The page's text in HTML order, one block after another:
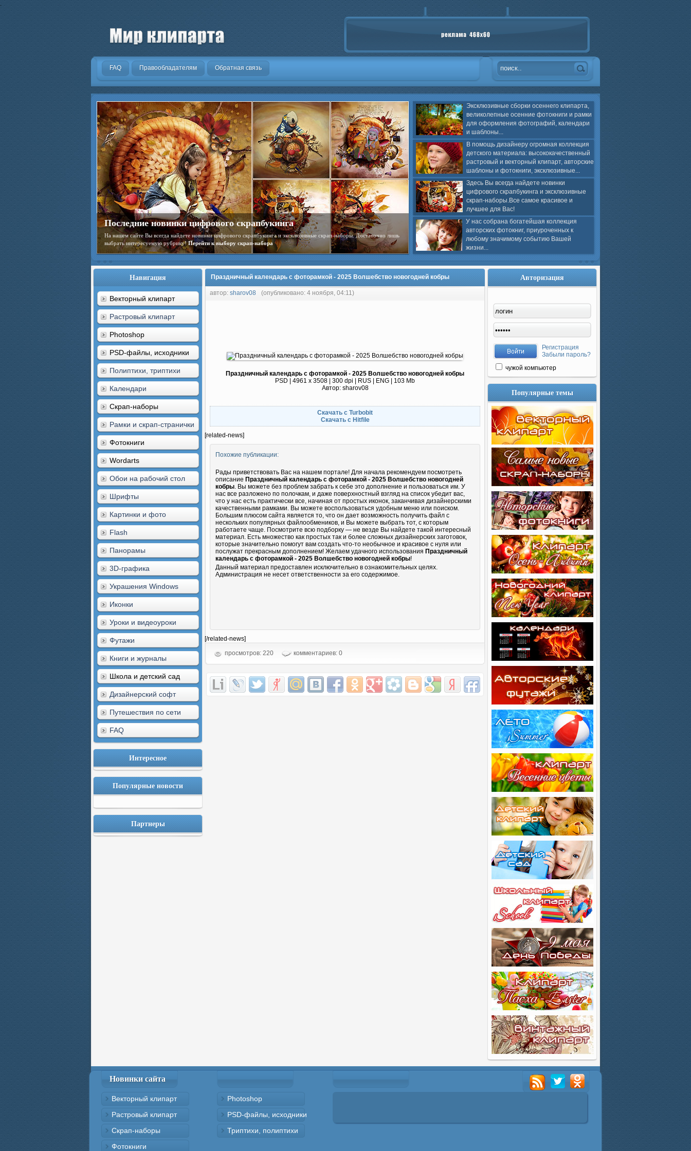
.
FAQ Правообладателям Обратная связь
Эксклюзивные сборки осеннего клипарта,
великолепные осенние фотокниги и рамки
для оформления фотографий, календари
и шаблоны...
В помощь дизайнеру огромная коллекция
детского материала: высококачественный
растровый и векторный клипарт, авторские
шаблоны и фотокниги, эксклюзивные...
Здесь Вы всегда найдете новинки
цифрового скрапбукинга и эксклюзивные
скрап-наборы.Все самое красивое и
лучшее для Вас!
У нас собрана богатейшая коллекция
авторских фотокниг, приуроченных к
любому значимому событию Вашей
жизни...
Последние новинки цифрового скрапбукинга
На нашем сайте Вы всегда найдете новинки цифрового скрапбукинга и эксклюзивные скрап-наборы. Достаточно лишь
выбрать интересуемую рубрику!Перейти к выбору скрап-набора
Навигация
Векторный клипарт
Растровый клипарт
Photoshop
PSD-файлы, исходники
Полиптихи, триптихи
Календари
Скрап-наборы
Рамки и скрап-странички
Фотокниги
Wordarts
Обои на рабочий стол
Шрифты
Картинки и фото
Flash
Панорамы
3D-графика
Украшения Windows
Иконки
Уроки и видеоуроки
Футажи
Книги и журналы
Школа и детский сад
Дизайнерский софт
Путешествия по сети
FAQ
Интересное
Популярные новости
Партнеры
Праздничный календарь с фоторамкой - 2025 Волшебство новогодней кобры
автор: sharov08 (опубликовано: 4 ноября, 04:11)
Праздничный календарь с фоторамкой - 2025 Волшебство новогодней кобры
PSD | 4961 х 3508 | 300 dpi | RUS | ENG | 103 Mb
Автор: sharov08
Скачать с Turbobit
Скачать с Hitfile
[related-news]
Похожие публикации:
Рады приветствовать Вас на нашем портале! Для начала рекомендуем посмотреть
описание Праздничный календарь с фоторамкой - 2025 Волшебство новогодней
кобры. Вы можете без проблем забрать к себе это дополнение и пользоваться им. У
нас все разложено по полочкам, и даже поверхностный взгляд на список убедит вас,
что у нас есть практически все, начиная от простых иконок, заканчивая дизайнерскими
качественными рамками. Вы можете воспользоваться удобным меню или поиском.
Большим плюсом сайта является то, что он дает возможность получить файл с
нескольких популярных файлообмеников, и Вы можете выбрать тот, с которым
работаете чаще. Посмотрите всю подборку — не везде Вы найдете такой интересный
материал. Есть множество как простых так и более сложных дизайнерских заготовок,
которые значительно помогут вам создать что-то необычное и красивое с нуля или
послужат прекрасным дополнением! Желаем удачного использования Праздничный
календарь с фоторамкой - 2025 Волшебство новогодней кобры!
Данный материал предоставлен исключительно в ознакомительных целях.
Администрация не несет ответственности за его содержимое.
[/related-news]
просмотров: 220
комментариев: 0
Авторизация
Регистрация
Забыли пароль?
чужой компьютер
Популярные темы
Новинки сайта
Векторный клипарт
Растровый клипарт
Скрап-наборы
Фотокниги
Photoshop
PSD-файлы, исходники
Триптихи, полиптихи